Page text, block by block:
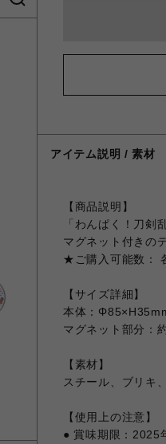
アイテム説明 / 素材
【商品説明】
「わんぱく！刀剣
マグネット付きの
★ご購入可能数：
【サイズ詳細】
本体：
マグネット部分：
【素材】
スチール、ブリキ
【使用上の注意】
● 賞味期限：2025